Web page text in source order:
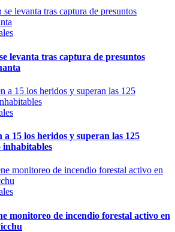
levanta tras captura de presuntos
a 15 los heridos y superan las 125
inhabitables
monitoreo de incendio forestal activo en